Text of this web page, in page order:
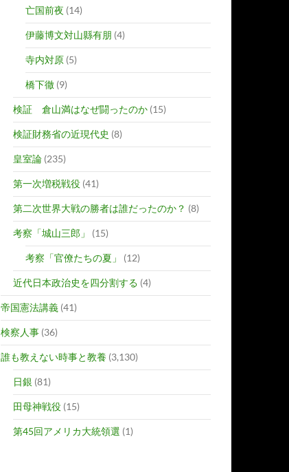
亡国前夜 (14)
伊藤博文対山縣有朋 (4)
寺内対原 (5)
橋下徹 (9)
検証 倉山満はなぜ闘ったのか (15)
検証財務省の近現代史 (8)
皇室論 (235)
第一次増税戦役 (41)
第二次世界大戦の勝者は誰だったのか？ (8)
考察「城山三郎」 (15)
考察「官僚たちの夏」 (12)
近代日本政治史を四分割する (4)
帝国憲法講義 (41)
検察人事 (36)
誰も教えない時事と教養 (3,130)
日銀 (81)
田母神戦役 (15)
第45回アメリカ大統領選 (1)